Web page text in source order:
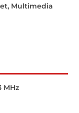
Multimedia
MHz